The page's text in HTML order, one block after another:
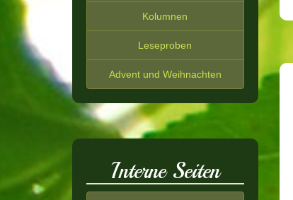
Kolumnen
Leseproben
Advent und Weihnachten
Interne Seiten